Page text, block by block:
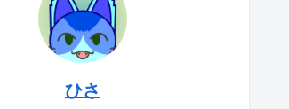
ひさ